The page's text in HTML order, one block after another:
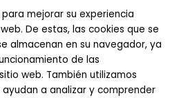
mejorar su experiencia
De estas, las cookies que se
almacenan en su navegador, ya
de las
web. También utilizamos
a analizar y comprender